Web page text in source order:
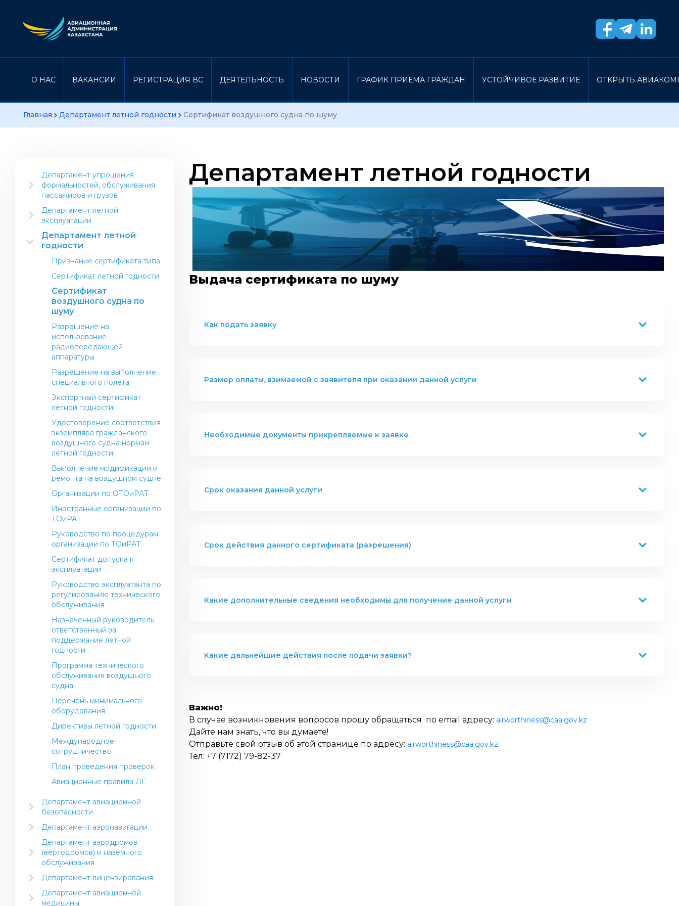
О НАС ВАКАНСИИ РЕГИСТРАЦИЯ ВС ДЕЯТЕЛЬНОСТЬ НОВОСТИ ГРАФИК ПРИЕМА ГРАЖДАН УСТОЙЧИВОЕ РАЗВИТИЕ ОТКРЫТЬ
Главная Департамент летной годности Сертификат воздушного судна по шуму
Департамент упрощения
формальностей, обслуживания
пассажиров и грузов
Информация для отрасли
Инструктивный материал
Проекты Департамента
Международные
стандарты
Операционный центр
Контакты авиакомпаний
Контакты аэропортов
Нормативно-правовые акты в
сфере обслуживания и
соблюдения прав пассажиров
Перевозка опасных грузов по
воздуху на гражданских
воздушных судах
Информация для пассажиров
Департамент летной
эксплуатации
Открытие авиакомпании
Открытие компании по
выполнению авиационных
работ
Авиация общего назначения
(некоммерческие полеты)
Правила ЛЭ
Департамент летной
годности
Признание сертификата типа
Сертификат летной годности
Сертификат
воздушного судна по
шуму
Разрешение на
использование
радиопередающей
аппаратуры
Разрешение на выполнение
специального полета
Экспортный сертификат
летной годности
Удостоверение соответствия
экземпляра гражданского
воздушного судна нормам
летной годности
Выполнение модификации и
ремонта на воздушном судне
Организации по ОТОиРАТ
Иностранные организации по
ТОиРАТ
Руководство по процедурам
организации по ТОиРАТ
Сертификат допуска к
эксплуатации
Руководство эксплуатанта по
регулированию технического
обслуживания
Назначенный руководитель
ответственный за
поддержание летной
годности
Программа технического
обслуживания воздушного
судна
Перечень минимального
оборудования
Директивы летной годности
Международное
сотрудничество
План проведения проверок
Авиационные правила ЛГ
Департамент авиационной
безопасности
ИКАО (Европейское и
Североатлантическое
региональное бюро ИКАО)
Контроль и надзор в области
авиационной безопасности
Подготовка и переподготовка
по авиационной безопасности
Департамент аэронавигации
Метеорологическое
обеспечение полетов (МЕТ)
Обеспечение
аэронавигационной
информацией (AIS) и
Картография (MAP)
Департамент аэродромов
(вертодромов) и наземного
обслуживания
Стандарты и рекомендуемая
практика ИКАО
Инструктивный материал
Департамент лицензирования
Лицензирование авиационного
персонала
Департамент авиационной
медицины
Департамент летной годности
Выдача сертификата по шуму
Как подать заявку
Размер оплаты, взимаемой с заявителя при оказании данной услуги
Необходимые документы прикрепляемые к заявке
Срок оказания данной услуги
Срок действия данного сертификата (разрешения)
Какие дополнительные сведения необходимы для получение данной услуги
Какие дальнейшие действия после подачи заявки?
Важно!
В случае возникновения вопросов прошу обращаться по email адресу: airworthiness@caa.gov.kz
Дайте нам знать, что вы думаете!
Отправьте свой отзыв об этой странице по адресу: airworthiness@caa.gov.kz
Тел: +7 (7172) 79-82-37